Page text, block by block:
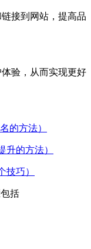
接到网站，提高品
验，从而实现更好
的方法）
升的方法）
技巧）
括